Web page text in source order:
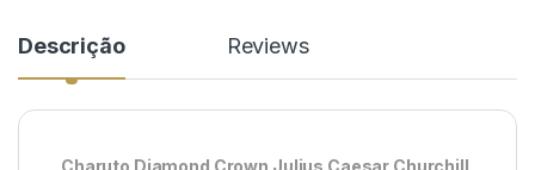
Descrição Reviews